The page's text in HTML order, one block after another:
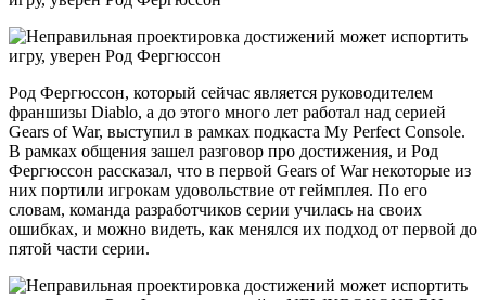
Род Фергюссон, который сейчас является руководителем
франшизы Diablo, а до этого много лет работал над серией
Gears of War, выступил в рамках подкаста My Perfect Console.
В рамках общения зашел разговор про достижения, и Род
Фергюссон рассказал, что в первой Gears of War некоторые из
них портили игрокам удовольствие от геймплея. По его
словам, команда разработчиков cерии училась на своих
ошибках, и можно видеть, как менялся их подход от первой до
пятой части серии.